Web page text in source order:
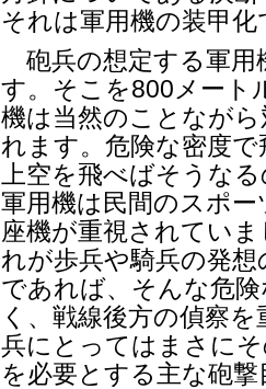
それは軍用機の装甲化
砲兵の想定する軍用
す。そこを800メート
機は当然のことなが
れます。危険な密度
上空を飛べばそうな
軍用機は民間のスポ
座機が重視されてい
れが歩兵や騎兵の発
であれば、そんな危
く、戦線後方の偵察
兵にとってはまさに
を必要とする主な砲